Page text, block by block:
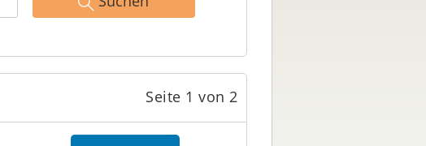
Seite 1 von 2